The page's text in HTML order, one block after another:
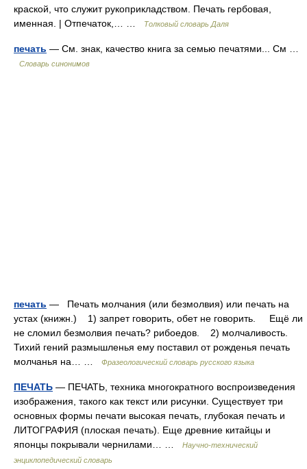
краской, что служит рукоприкладством. Печать гербовая,
именная. | Отпечаток,… …
Толковый словарь Даля
печать — См. знак, качество книга за семью печатями... См …
Словарь синонимов
печать — Печать молчания (или безмолвия) или печать на
устах (книжн.) 1) запрет говорить, обет не говорить. Ещё ли
не сломил безмолвия печать? рибоедов. 2) молчаливость.
Тихий гений размышленья ему поставил от рожденья печать
молчанья на… …
Фразеологический словарь русского языка
ПЕЧАТЬ — ПЕЧАТЬ, техника многократного воспроизведения
изображения, такого как текст или рисунки. Существует три
основных формы печати высокая печать, глубокая печать и
ЛИТОГРАФИЯ (плоская печать). Еще древние китайцы и
японцы покрывали чернилами… …
Научно-технический
энциклопедический словарь